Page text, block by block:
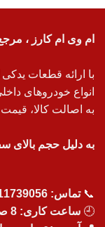
ام وی ام کارز ،
با ارائه قطعات یدکی
انواع خودروهای
به اصالت کالا،
به دلیل حجم بالای
📞تماس:
🕘 ساعت کاری: 8 صبح تا 9 شب